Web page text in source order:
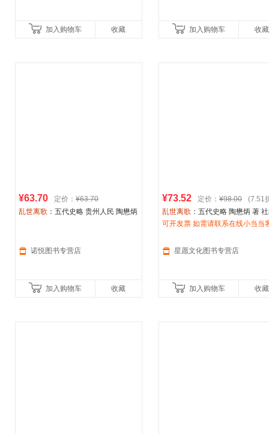
加入购物车 收藏 加入购物车 收藏
¥63.70 定价： ¥63.70
乱世离歌 ：五代史略 贵州人民 陶懋炳
诺悦图书专营店
加入购物车 收藏
¥73.52 定价： ¥98.00
(7.51
乱世离歌 ：五代史略 陶懋炳 著
中国历史 隋唐五代十国 正版图书
可开发票 如需请联系在线小当当
星愿文化图书专营店
加入购物车 收藏